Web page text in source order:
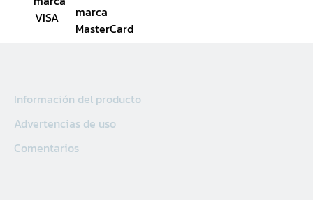
Información del producto
Advertencias de uso
Comentarios